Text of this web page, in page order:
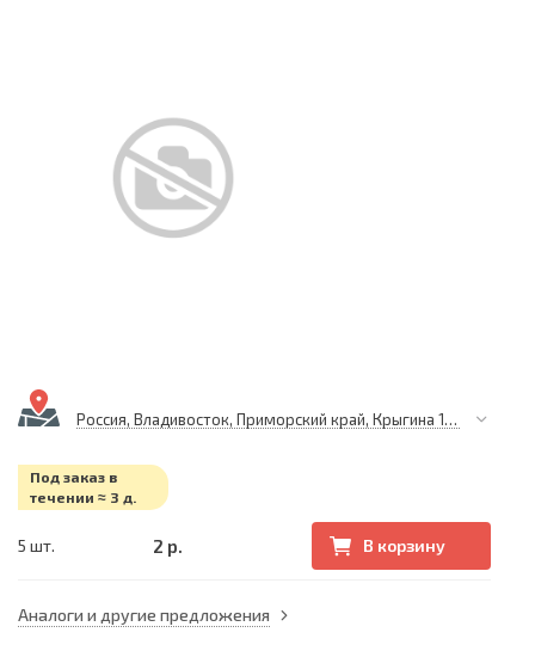
Россия, Владивосток, Приморский край, Крыгина 105
Под заказ в
течении ≈ 3 д.
5 шт. 2 р. В корзину
Аналоги и другие предложения